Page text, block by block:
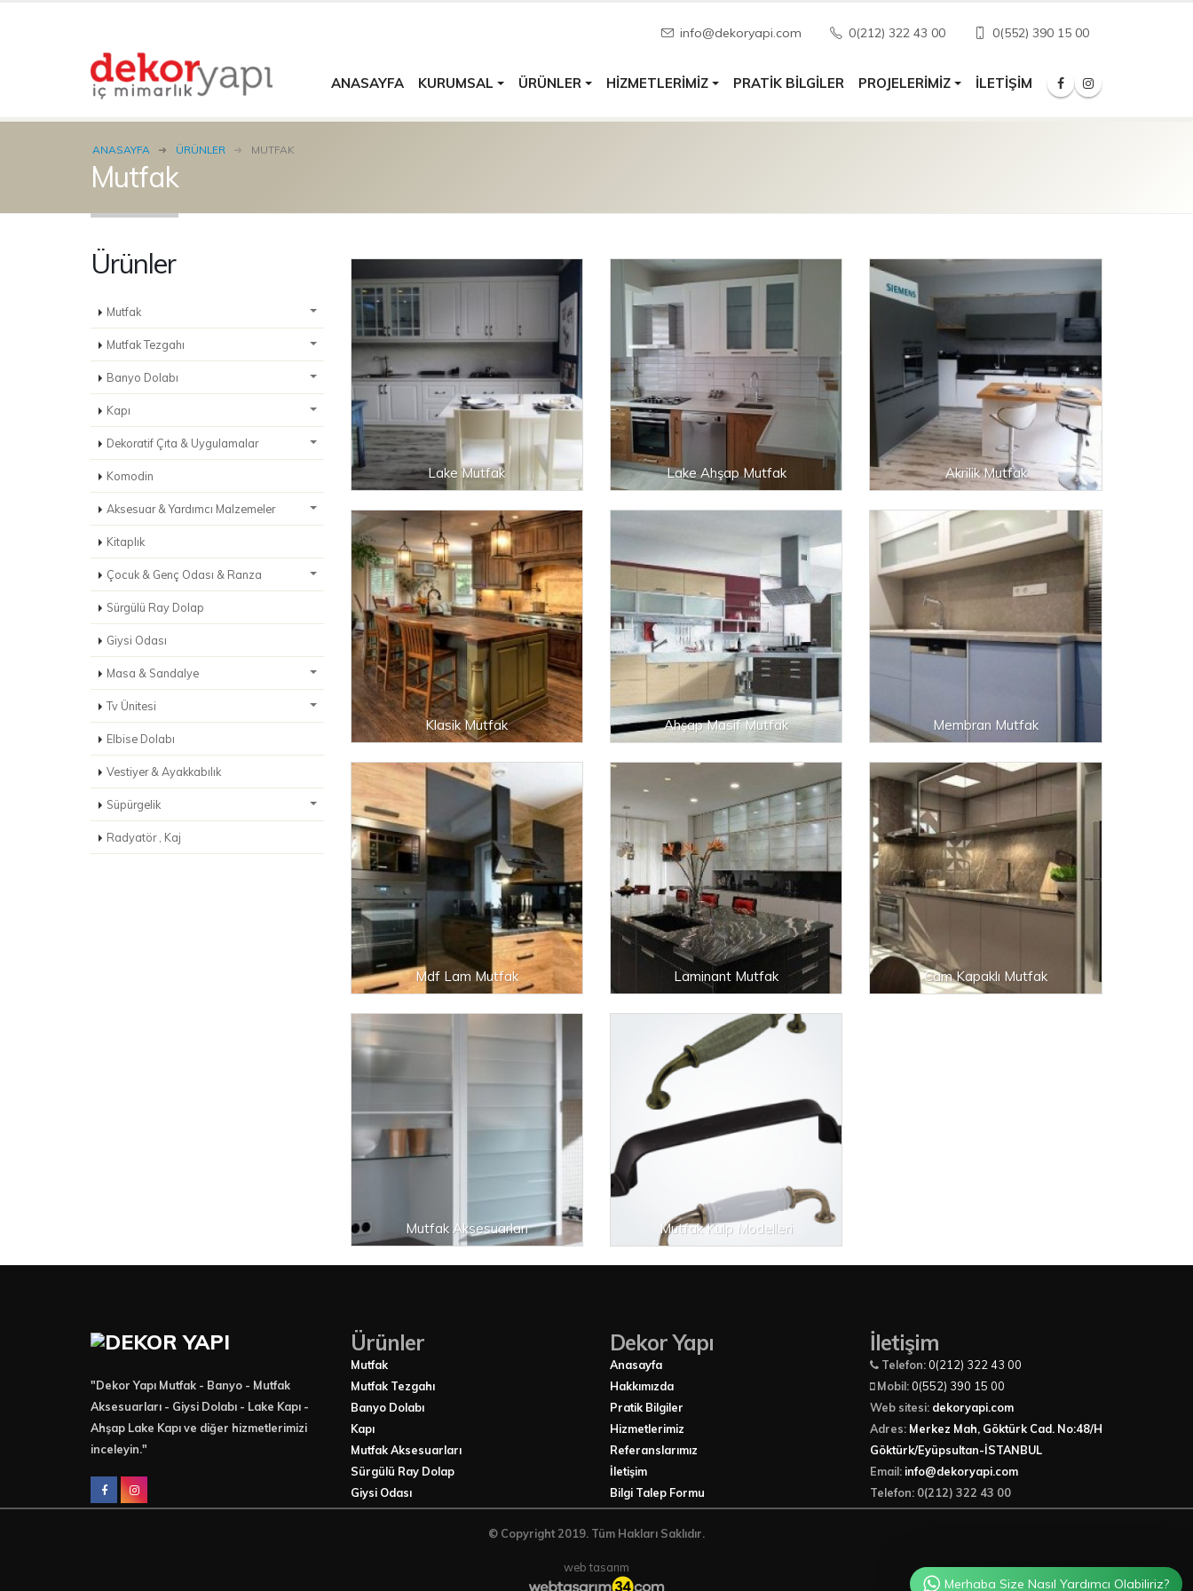
info@dekoryapi.com 0(212) 322 43 00 0(552) 390 15 00
ANASAYFA KURUMSAL ÜRÜNLER HIZMETLERIMIZ PRATIK BILGILER PROJELERIMIZ İLETIŞIM
ANASAYFA ÜRÜNLER MUTFAK
Mutfak
Ürünler
Mutfak
Mutfak Tezgahı
Banyo Dolabı
Kapı
Dekoratif Çıta & Uygulamalar
Komodin
Aksesuar & Yardımcı Malzemeler
Kitaplık
Çocuk & Genç Odası & Ranza
Sürgülü Ray Dolap
Giysi Odası
Masa & Sandalye
Tv Ünitesi
Elbise Dolabı
Vestiyer & Ayakkabılık
Süpürgelik
Radyatör , Kaj
Lake Mutfak Lake Ahşap Mutfak Akrilik Mutfak
Klasik Mutfak Ahşap Masif Mutfak Membran Mutfak
Mdf Lam Mutfak Laminant Mutfak Cam Kapaklı Mutfak
Mutfak Aksesuarları Mutfak Kulp Modelleri
"Dekor Yapı Mutfak - Banyo - Mutfak
Aksesuarları - Giysi Dolabı - Lake Kapı -
Ahşap Lake Kapı ve diğer hizmetlerimizi
inceleyin."
Ürünler
Mutfak
Mutfak Tezgahı
Banyo Dolabı
Kapı
Mutfak Aksesuarları
Sürgülü Ray Dolap
Giysi Odası
Dekor Yapı
Anasayfa
Hakkımızda
Pratik Bilgiler
Hizmetlerimiz
Referanslarımız
İletişim
Bilgi Talep Formu
İletişim
Telefon: 0(212) 322 43 00
Mobil: 0(552) 390 15 00
Web sitesi: dekoryapi.com
Adres: Merkez Mah, Göktürk Cad. No:48/H
Göktürk/Eyüpsultan-İSTANBUL
Email: info@dekoryapi.com
Telefon: 0(212) 322 43 00
© Copyright 2019. Tüm Hakları Saklıdır.
web tasarım
Merhaba Size Nasıl Yardımcı Olabiliriz?